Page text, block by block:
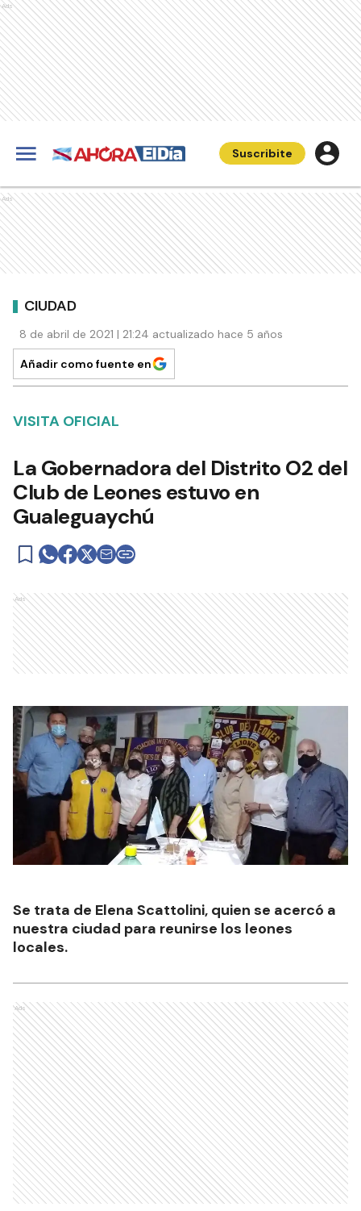
Ads
Suscribite
Ads
CIUDAD
8 de abril de 2021 | 21:24 actualizado hace 5 años
Añadir como fuente en
VISITA OFICIAL
La Gobernadora del Distrito O2 del
Club de Leones estuvo en
Gualeguaychú
Ads
Se trata de Elena Scattolini, quien se acercó a
nuestra ciudad para reunirse los leones
locales.
Ads